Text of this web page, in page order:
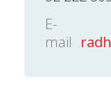
E-
mail